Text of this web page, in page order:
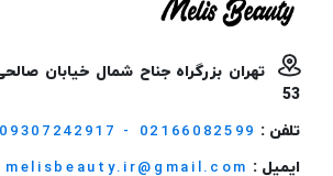
تهران بزرگراه جناح شمال خیابان
53
تلفن : 09307242917 - 02166082599
ایمیل : melisbeauty.ir@gmail.com